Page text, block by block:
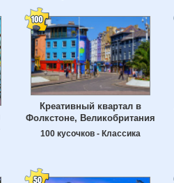
Креативный квартал в
Фолкстоне, Великобритания
100 кусочков - Классика